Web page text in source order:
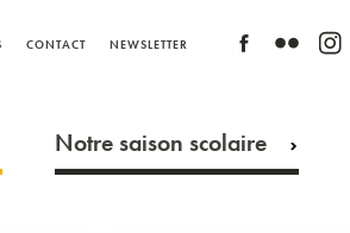
CONTACT NEWSLETTER
Notre saison scolaire